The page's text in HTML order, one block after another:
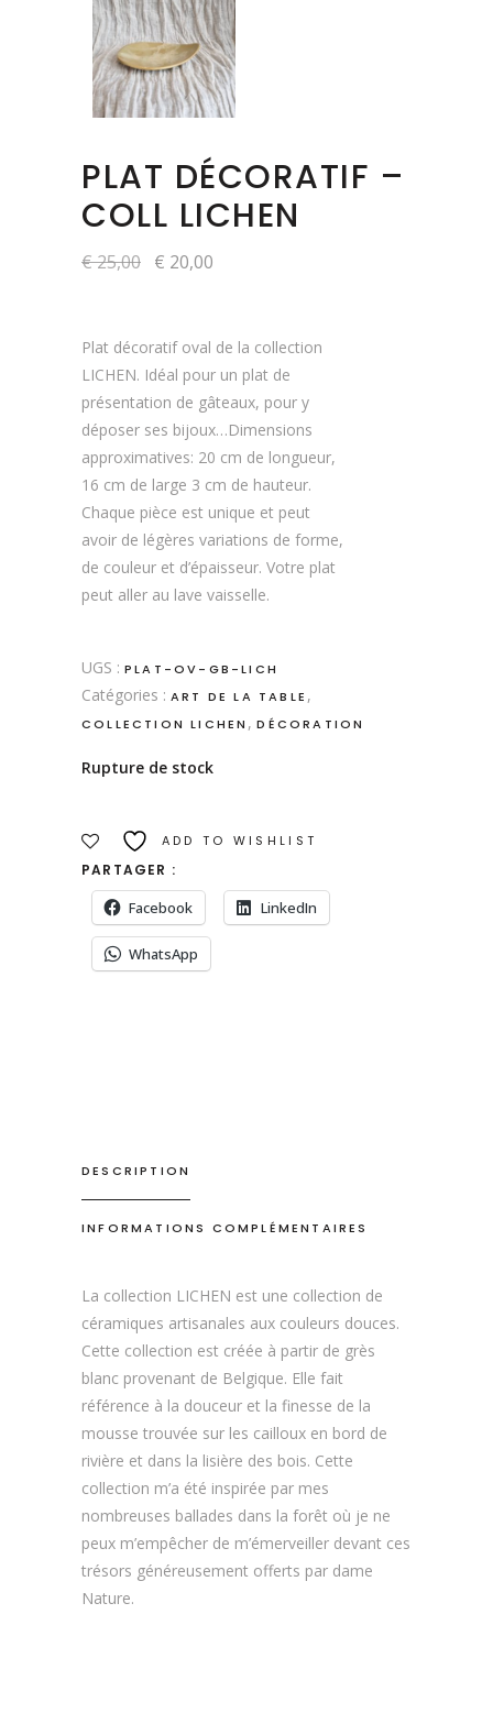
PLAT DÉCORATIF –
COLL LICHEN
€25,00 Le
€ 20,00
Plat décoratif oval de la collection
LICHEN. Idéal pour un plat de
présentation de gâteaux, pour y
déposer ses bijoux…Dimensions
approximatives: 20 cm de longueur,
16 cm de large 3 cm de hauteur.
Chaque pièce est unique et peut
avoir de légères variations de forme,
de couleur et d’épaisseur. Votre plat
peut aller au lave vaisselle.
UGS : PLAT-OV-GB-LICH
Catégories : ART DE LA TABLE ,
COLLECTION LICHEN ,DÉCORATION
Rupture de stock
ADD TO WISHLIST
PARTAGER :
Facebook LinkedIn
WhatsApp
DESCRIPTION
INFORMATIONS COMPLÉMENTAIRES
La collection LICHEN est une collection de
céramiques artisanales aux couleurs douces.
Cette collection est créée à partir de grès
blanc provenant de Belgique. Elle fait
référence à la douceur et la finesse de la
mousse trouvée sur les cailloux en bord de
rivière et dans la lisière des bois. Cette
collection m’a été inspirée par mes
nombreuses ballades dans la forêt où je ne
peux m’empêcher de m’émerveiller devant ces
trésors généreusement offerts par dame
Nature.